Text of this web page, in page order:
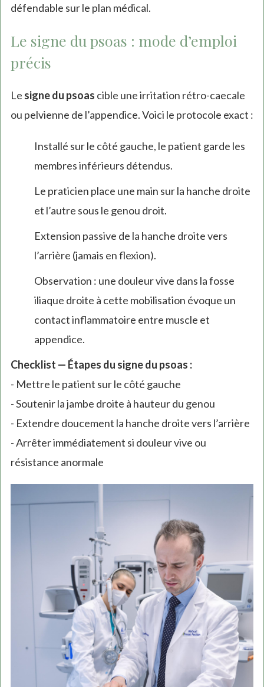
défendable sur le plan médical.
Le signe du psoas : mode d’emploi
précis
Le signe du psoas cible une irritation rétro-caecale
ou pelvienne de l’appendice. Voici le protocole exact :
Installé sur le côté gauche, le patient garde les
membres inférieurs détendus.
Le praticien place une main sur la hanche droite
et l’autre sous le genou droit.
Extension passive de la hanche droite vers
l’arrière (jamais en flexion).
Observation : une douleur vive dans la fosse
iliaque droite à cette mobilisation évoque un
contact inflammatoire entre muscle et
appendice.
Checklist — Étapes du signe du psoas :
- Mettre le patient sur le côté gauche
- Soutenir la jambe droite à hauteur du genou
- Extendre doucement la hanche droite vers l’arrière
- Arrêter immédiatement si douleur vive ou
résistance anormale